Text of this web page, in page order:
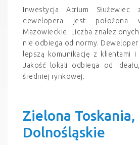
Inwestycja Atrium Służewiec
dewelopera jest położona
Mazowieckie. Liczba
nie odbiega od normy.
lepszą komunikację z klientami i
Jakość lokali odbiega od
średniej rynkowej.
Zielona Toskania,
Dolnośląskie